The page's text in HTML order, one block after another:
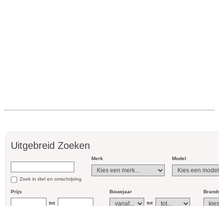
Uitgebreid Zoeken
Zoek in titel en omschrijving
Merk Model
Prijs
tot
Bouwjaar
tot